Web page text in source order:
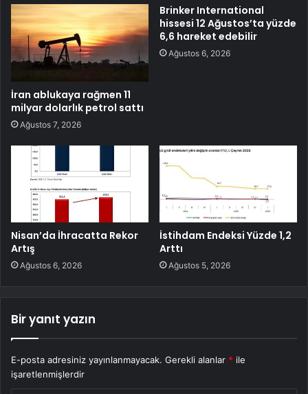
İran ablukaya rağmen 11
milyar dolarlık petrol sattı
Ağustos 7, 2026
Brinker International
hissesi 12 Ağustos’ta yüzde
6,6 hareket edebilir
Ağustos 6, 2026
Nisan’da İhracatta Rekor
Artış
Ağustos 6, 2026
İstihdam Endeksi Yüzde 1,2
Arttı
Ağustos 5, 2026
Bir yanıt yazın
E-posta adresiniz yayınlanmayacak. Gerekli alanlar * ile
işaretlenmişlerdir